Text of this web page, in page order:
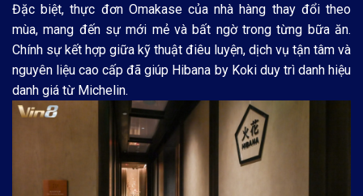
Đặc biệt, thực đơn Omakase của nhà hàng thay đổi theo
mùa, mang đến sự mới mẻ và bất ngờ trong từng bữa ăn.
Chính sự kết hợp giữa kỹ thuật điêu luyện, dịch vụ tận tâm và
nguyên liệu cao cấp đã giúp Hibana by Koki duy trì danh hiệu
danh giá từ Michelin.